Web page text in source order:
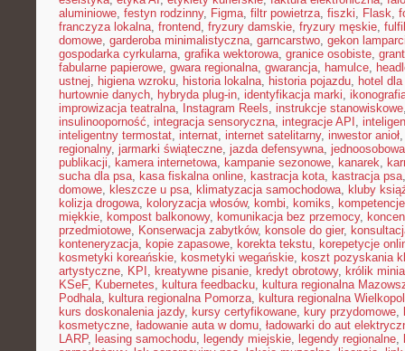
aluminiowe, festyn rodzinny, Figma, filtr powietrza, fiszki, Flask,
franczyza lokalna, frontend, fryzury damskie, fryzury męskie,
domowe, garderoba minimalistyczna, garncarstwo, gekon
gospodarka cyrkularna, grafika wektorowa, granice osobiste,
fabularne papierowe, gwara regionalna, gwarancja, hamulce,
ustnej, higiena wzroku, historia lokalna, historia pojazdu, hotel
hurtownie danych, hybryda plug-in, identyfikacja marki,
improwizacja teatralna, Instagram Reels, instrukcje stanowiskowe
insulinooporność, integracja sensoryczna, integracje API ,
inteligentny termostat, internat, internet satelitarny, inwestor anioł
regionalny, jarmarki świąteczne, jazda defensywna,
publikacji, kamera internetowa, kampanie sezonowe, kanarek,
sucha dla psa, kasa fiskalna online, kastracja kota, kastracja psa
domowe, kleszcze u psa, klimatyzacja samochodowa, kluby
kolizja drogowa, koloryzacja włosów, kombi, komiks,
miękkie, kompost balkonowy, komunikacja bez przemocy,
przedmiotowe, Konserwacja zabytków, konsole do gier,
konteneryzacja, kopie zapasowe, korekta tekstu, korepetycje
kosmetyki koreańskie, kosmetyki wegańskie, koszt pozyskania
artystyczne, KPI , kreatywne pisanie, kredyt obrotowy, królik
KSeF, Kubernetes, kultura feedbacku, kultura regionalna
Podhala, kultura regionalna Pomorza, kultura regionalna
kurs doskonalenia jazdy, kursy certyfikowane, kury przydomowe,
kosmetyczne, ładowanie auta w domu, ładowarki do aut
LARP, leasing samochodu, legendy miejskie, legendy regionalne,